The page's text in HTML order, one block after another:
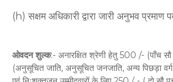
(h) सक्षम अधिकारी द्वारा जारी अनुभव प्रमाण
ओवदन शुल्क:- अनारक्षित श्रेणी हेतु 500 /- (पाँच
(अनुसूचित जाति, अनुसूचित जनजाति, अन्य पिछड़ा